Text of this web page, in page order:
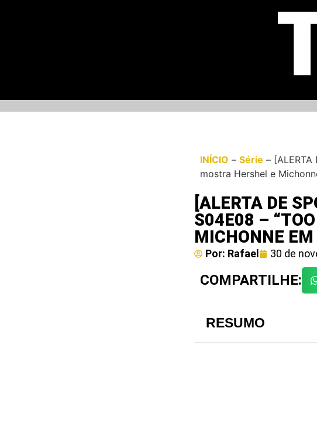
INÍCIO – Série –
mostra Hershel e
[ALERTA DE
S04E08 –
MICHONNE EM
Por: Rafael 30 de
COMPARTILHE:
RESUMO